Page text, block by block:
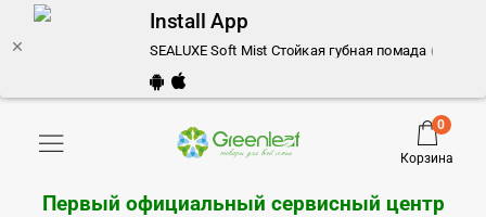
Install App
SEALUXE Soft Mist Стойкая губная помада
0
Корзина
Первый официальный сервисный центр